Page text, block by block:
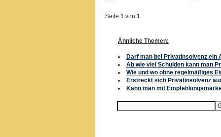
Seite 1 von 1
Ähnliche Themen:
Darf man bei Privatinsolvenz ein
Ab wie viel Schulden kann man
Wie und wo ohne regelmäßiges
Erstreckt sich Privatinsolvenz
Kann man mit